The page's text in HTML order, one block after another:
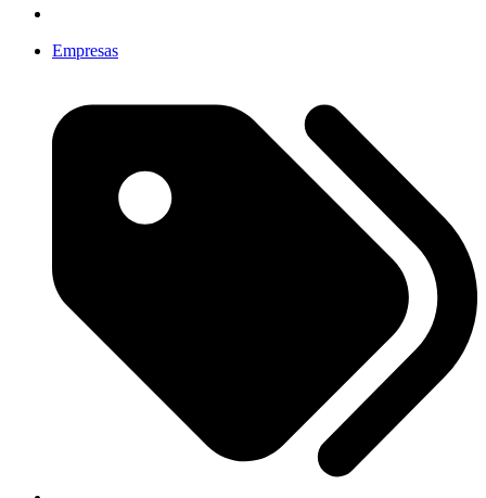
Empresas